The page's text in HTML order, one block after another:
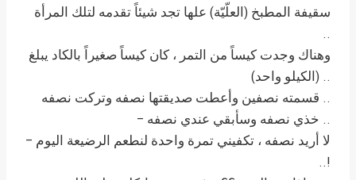
سقيفة المطبخ (العلّيّة) علها تجد شيئاً تقدمه لتلك المرأة
..
وهناك وجدت كيساً من التمر ، كان كيساً صغيراً بالكاد يبلغ
(الكيلو واحد) ..
قسمته نصفين وأعطت صديقتها نصفه وتركت نصفه ..
– خذي نصفه وسأبقي عندي نصفه ..
– لا أريد نصفه ، تكفيني تمرة واحدة لنطعم الرضيعة اليوم
..!